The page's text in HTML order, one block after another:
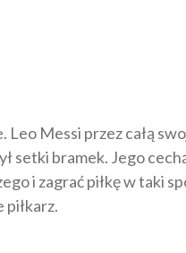
Messi przez całą
setki bramek. Jego
i zagrać piłkę w taki
piłkarz.